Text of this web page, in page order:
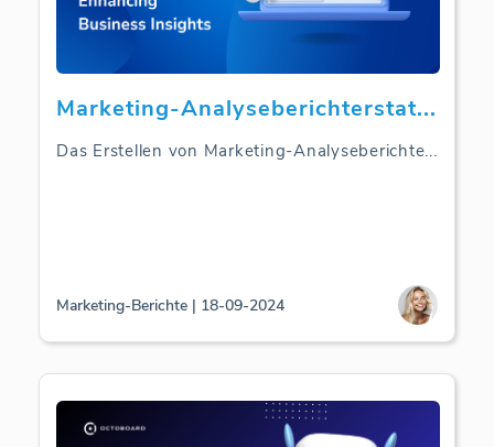
Marketing-Analyseberichterstat...
Das Erstellen von Marketing-Analyseberichte...
Marketing-Berichte | 18-09-2024